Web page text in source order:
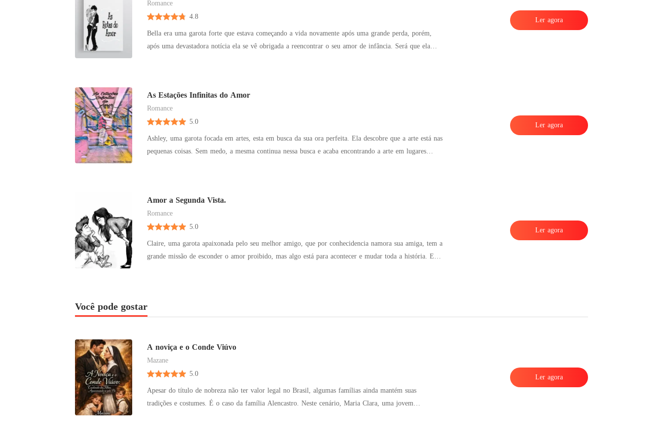
Romance
4.8
Bella era uma garota forte que estava começando a vida novamente após uma grande perda, porém,
após uma devastadora notícia ela se vê obrigada a reencontrar o seu amor de infância. Será que ela
Ler agora
As Estações Infinitas do Amor
Romance
5.0
Ashley, uma garota focada em artes, esta em busca da sua ora perfeita. Ela descobre que a arte está nas
pequenas coisas. Sem medo, a mesma continua nessa busca e acaba encontrando a arte em lugares
Ler agora
Amor a Segunda Vista.
Romance
5.0
Claire, uma garota apaixonada pelo seu melhor amigo, que por conhecidencia namora sua amiga, tem a
grande missão de esconder o amor proibido, mas algo está para acontecer e mudar toda a história. Esse
Ler agora
Você pode gostar
A noviça e o Conde Viúvo
Mazane
5.0
Apesar do título de nobreza não ter valor legal no Brasil, algumas famílias ainda mantém suas
tradições e costumes. É o caso da família Alencastro. Neste cenário, Maria Clara, uma jovem
Ler agora